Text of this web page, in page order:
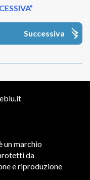
Successiva
un marchio
da
e riproduzione